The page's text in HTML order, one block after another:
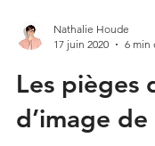
Nathalie Houde
17 juin 2020
6 min